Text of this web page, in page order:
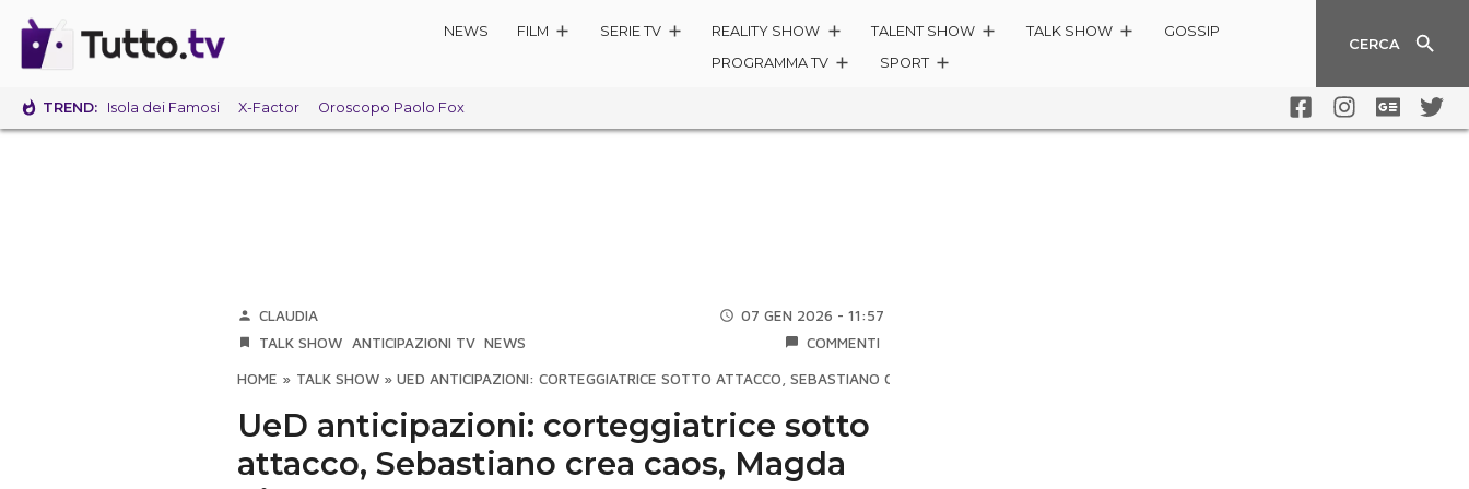
NEWS FILM SERIE TV REALITY SHOW TALENT SHOW TALK SHOW
GOSSIP
PROGRAMMA TV
SPORT
CERCA
TREND: Isola dei Famosi X-Factor Oroscopo Paolo Fox
CLAUDIA
07 GEN 2026 - 11:57
TALK SHOW ANTICIPAZIONI TV NEWS COMMENTI
HOME » TALK SHOW » UED ANTICIPAZIONI: CORTEGGIATRICE SOTTO ATTACCO, SEBASTIANO CREA CAOS, MAGDA PIANGE
UeD anticipazioni: corteggiatrice sotto
attacco, Sebastiano crea caos, Magda